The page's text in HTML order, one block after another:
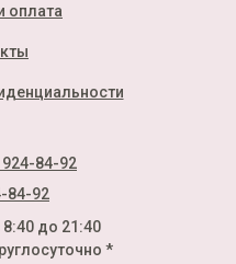
8:40 до 21:40
*
оплата
924-84-92
84-92